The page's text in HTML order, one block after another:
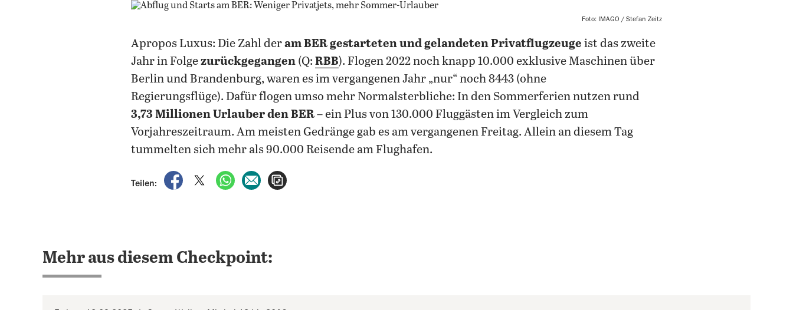
Foto: IMAGO / Stefan Zeitz
Apropos Luxus: Die Zahl deram BER gestarteten und gelandeten Privatflugzeuge ist das zweite
Jahr in Folgezurückgegangen (Q:RBB). Flogen 2022 noch knapp 10.000 exklusive Maschinen über
Berlin und Brandenburg, waren es im vergangenen Jahr „nur“ noch 8443 (ohne
Regierungsflüge). Dafür flogen umso mehr Normalsterbliche: In den Sommerferien nutzen rund
3,73 Millionen Urlauber den BER– ein Plus von 130.000 Fluggästen im Vergleich zum
Vorjahreszeitraum. Am meisten Gedränge gab es am vergangenen Freitag. Allein an diesem Tag
tummelten sich mehr als 90.000 Reisende am Flughafen.
Teilen:
auf Facebook teilen
auf X teilenper WhatsApp teilen
per E-Mail teilen
Mehr aus diesem Checkpoint: